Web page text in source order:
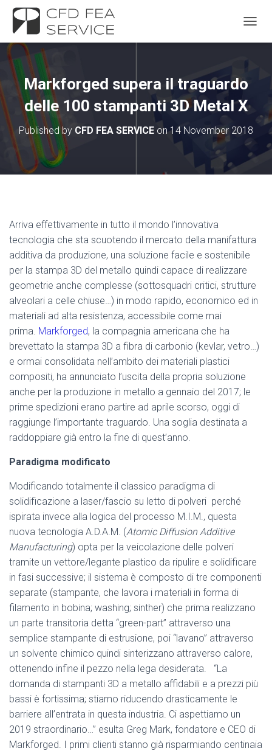
Markforged supera il traguardo
delle 100 stampanti 3D Metal X
Published by CFD FEA SERVICE on14 November 2018
Arriva effettivamente in tutto il mondo l’innovativa
tecnologia che sta scuotendo il mercato della manifattura
additiva da produzione, una soluzione facile e sostenibile
per la stampa 3D del metallo quindi capace di realizzare
geometrie anche complesse (sottosquadri critici, strutture
alveolari a celle chiuse…) in modo rapido, economico ed in
materiali ad alta resistenza, accessibile come mai
prima. Markforged, la compagnia americana che ha
brevettato la stampa 3D a fibra di carbonio (kevlar, vetro…)
e ormai consolidata nell’ambito dei materiali plastici
compositi, ha annunciato l’uscita della propria soluzione
anche per la produzione in metallo a gennaio del 2017; le
prime spedizioni erano partire ad aprile scorso, oggi di
raggiunge l’importante traguardo. Una soglia destinata a
raddoppiare già entro la fine di quest’anno.
Paradigma modificato
Modificando totalmente il classico paradigma di
solidificazione a laser/fascio su letto di polveri perché
ispirata invece alla logica del processo M.I.M., questa
nuova tecnologia A.D.A.M. (Atomic Diffusion Additive
Manufacturing) opta per la veicolazione delle polveri
tramite un vettore/legante plastico da ripulire e solidificare
in fasi successive; il sistema è composto di tre componenti
separate (stampante, che lavora i materiali in forma di
filamento in bobina; washing; sinther) che prima realizzano
un parte transitoria detta “green-part” attraverso una
semplice stampante di estrusione, poi “lavano” attraverso
un solvente chimico quindi sinterizzano attraverso calore,
ottenendo infine il pezzo nella lega desiderata. “La
domanda di stampanti 3D a metallo affidabili e a prezzi più
bassi è fortissima; stiamo riducendo drasticamente le
barriere all’entrata in questa industria. Ci aspettiamo un
2019 straordinario…” esulta Greg Mark, fondatore e CEO di
Markforged. I primi clienti stanno già risparmiando centinaia